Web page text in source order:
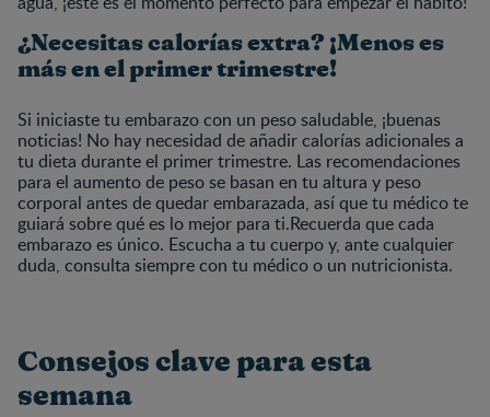
¿Necesitas calorías extra? ¡Menos es
más en el primer trimestre!
Si iniciaste tu embarazo con un peso saludable, ¡buenas
noticias! No hay necesidad de añadir calorías adicionales a
tu dieta durante el primer trimestre. Las recomendaciones
para el aumento de peso se basan en tu altura y peso
corporal antes de quedar embarazada, así que tu médico te
guiará sobre qué es lo mejor para ti.Recuerda que cada
embarazo es único. Escucha a tu cuerpo y, ante cualquier
duda, consulta siempre con tu médico o un nutricionista.
Consejos clave para esta
semana